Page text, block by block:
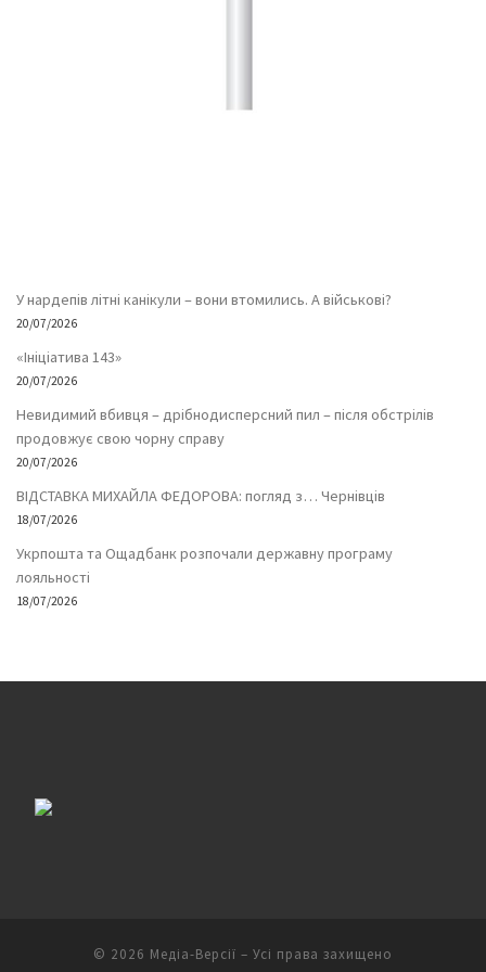
У нардепів літні канікули – вони втомились. А військові?
20/07/2026
«Ініціатива 143»
20/07/2026
Невидимий вбивця – дрібнодисперсний пил – після обстрілів
продовжує свою чорну справу
20/07/2026
ВІДСТАВКА МИХАЙЛА ФЕДОРОВА: погляд з… Чернівців
18/07/2026
Укрпошта та Ощадбанк розпочали державну програму
лояльності
18/07/2026
© 2026 Медіа-Версії – Усі права захищено